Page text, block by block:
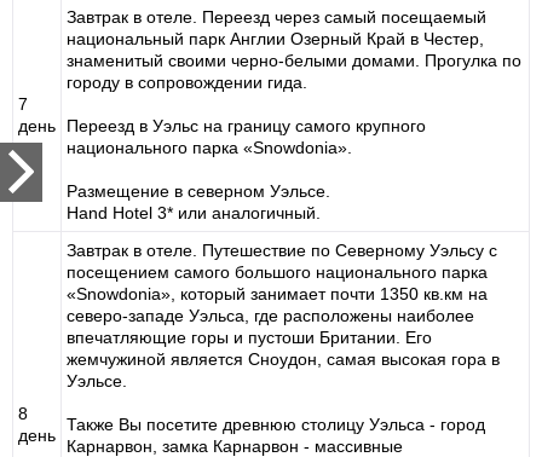
7
день
Завтрак в отеле. Переезд через самый посещаемый
национальный парк Англии Озерный Край в Честер,
знаменитый своими черно-белыми домами. Прогулка по
городу в сопровождении гида.
Переезд в Уэльс на границу самого крупного
национального парка «Snowdonia».
Размещение в северном Уэльсе.
Hand Hotel 3* или аналогичный.
8
день
Завтрак в отеле. Путешествие по Северному Уэльсу с
посещением самого большого национального парка
«Snowdonia», который занимает почти 1350 кв.км на
северо-западе Уэльса, где расположены наиболее
впечатляющие горы и пустоши Британии. Его
жемчужиной является Сноудон, самая высокая гора в
Уэльсе.
Также Вы посетите древнюю столицу Уэльса - город
Карнарвон, замка Карнарвон - массивные